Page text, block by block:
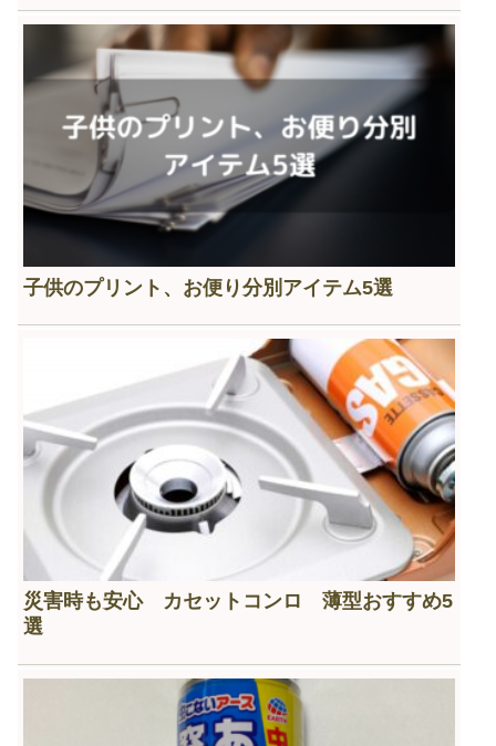
子供のプリント、お便り分別アイテム5選
災害時も安心 カセットコンロ 薄型おすすめ5
選